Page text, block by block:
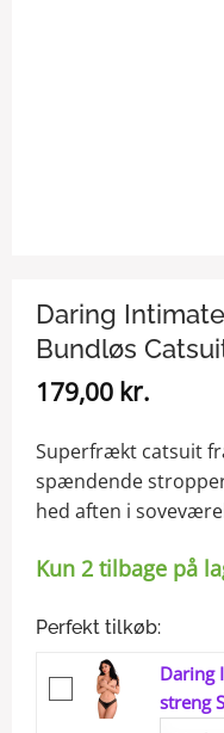
Daring
Bundløs
179,00 kr.
Superfrækt catsuit
spændende
hed aften i
Kun 2 tilbage på
Perfekt tilkøb:
Daring
streng